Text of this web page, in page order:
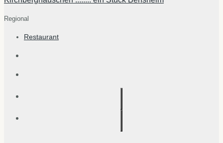
Regional
Restaurant